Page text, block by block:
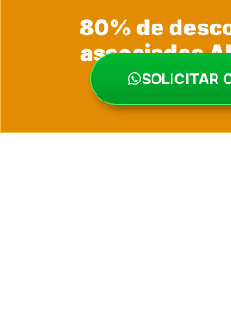
80% de
associados
SOLICITAR